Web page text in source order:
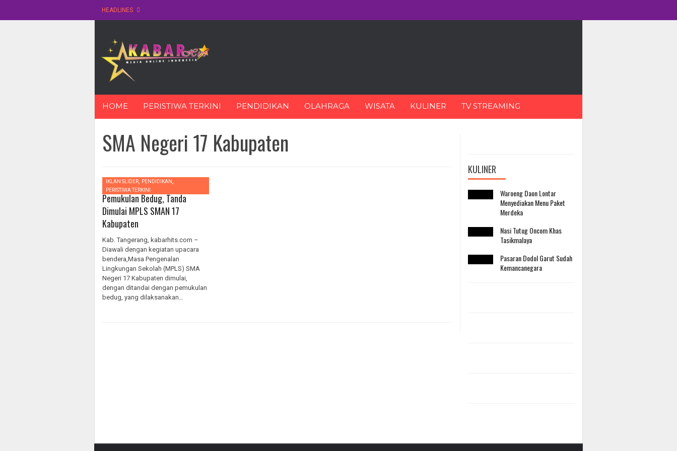
HEADLINES
content
HOME PERISTIWA TERKINI PENDIDIKAN OLAHRAGA WISATA KULINER TV STREAMING
SMA Negeri 17 Kabupaten
IKLAN SLIDER, PENDIDIKAN,
PERISTIWA TERKINI
Pemukulan Bedug, Tanda
Dimulai MPLS SMAN 17
Kabupaten
Kab. Tangerang, kabarhits.com –
Diawali dengan kegiatan upacara
bendera,Masa Pengenalan
Lingkungan Sekolah (MPLS) SMA
Negeri 17 Kabupaten dimulai,
dengan ditandai dengan pemukulan
bedug, yang dilaksanakan…
KULINER
Waroeng Daon Lontar
Menyediakan Menu Paket
Merdeka
Nasi Tutug Oncom Khas
Tasikmalaya
Pasaran Dodol Garut Sudah
Kemancanegara